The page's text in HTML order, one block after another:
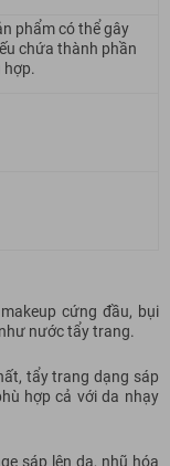
phẩm có thể gây
chứa thành phần
hợp.
cứng đầu, bụi
nước tẩy trang.
tẩy trang dạng sáp
hợp cả với da nhạy
sáp lên da, nhũ hóa